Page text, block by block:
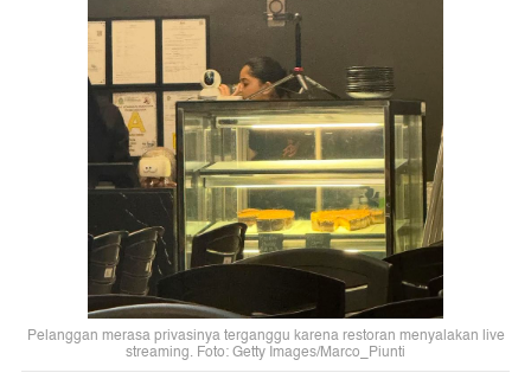
Pelanggan merasa privasinya terganggu karena restoran menyalakan live
streaming. Foto: Getty Images/Marco_Piunti